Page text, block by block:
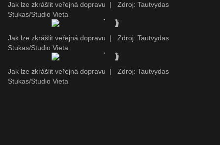
Jak lze zkrášlit veřejná dopravu |
Zdroj: Tautvydas
Stukas/Studio Vieta
Jak lze zkrášlit veřejná dopravu |
Zdroj: Tautvydas
Stukas/Studio Vieta
Jak lze zkrášlit veřejná dopravu |
Zdroj: Tautvydas
Stukas/Studio Vieta